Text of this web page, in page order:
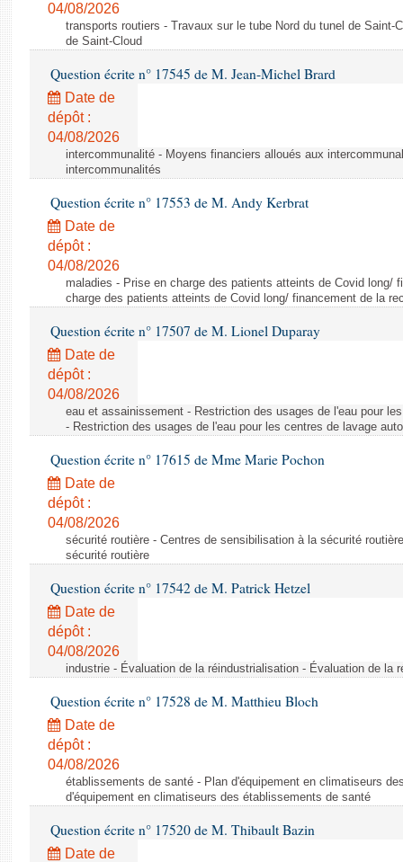
Comptes rendus des débats
04/08/2026
transports routiers - Travaux sur le tube Nord du tunel de Saint-
de Saint-Cloud
Question écrite n° 17545 de M. Jean-Michel Brard
Date de
dépôt :
04/08/2026
intercommunalité - Moyens financiers alloués aux
intercommunalités
Question écrite n° 17553 de M. Andy Kerbrat
Date de
dépôt :
04/08/2026
maladies - Prise en charge des patients atteints de Covid long/
charge des patients atteints de Covid long/ financement de la
Question écrite n° 17507 de M. Lionel Duparay
Date de
dépôt :
04/08/2026
eau et assainissement - Restriction des usages de l'eau pour
- Restriction des usages de l'eau pour les centres de lavage
Question écrite n° 17615 de Mme Marie Pochon
Date de
dépôt :
04/08/2026
sécurité routière - Centres de sensibilisation à la sécurité
sécurité routière
Question écrite n° 17542 de M. Patrick Hetzel
Date de
dépôt :
04/08/2026
industrie - Évaluation de la réindustrialisation - Évaluation de la
Question écrite n° 17528 de M. Matthieu Bloch
Date de
dépôt :
04/08/2026
établissements de santé - Plan d'équipement en climatiseurs
d'équipement en climatiseurs des établissements de santé
Question écrite n° 17520 de M. Thibault Bazin
Date de